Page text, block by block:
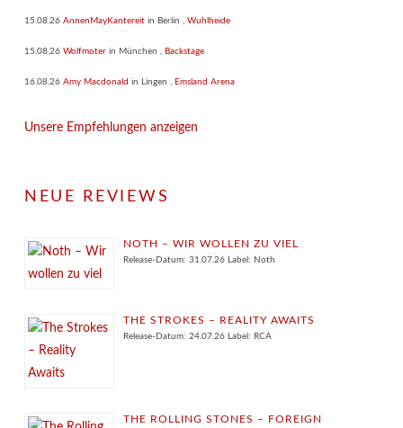
15.08.26 AnnenMayKantereit in Berlin , Wuhlheide
15.08.26 Wolfmoter in München , Backstage
16.08.26 Amy Macdonald in Lingen , Emsland Arena
Unsere Empfehlungen anzeigen
NEUE REVIEWS
NOTH – WIR WOLLEN ZU VIEL
Release-Datum: 31.07.26 Label: Noth
THE STROKES – REALITY AWAITS
Release-Datum: 24.07.26 Label: RCA
THE ROLLING STONES – FOREIGN